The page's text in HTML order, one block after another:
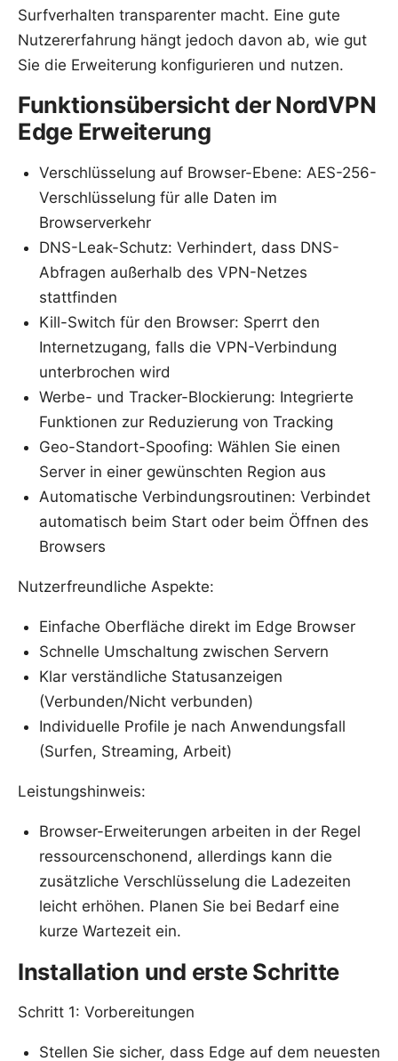
Surfverhalten transparenter macht. Eine gute
Nutzererfahrung hängt jedoch davon ab, wie gut
Sie die Erweiterung konfigurieren und nutzen.
Funktionsübersicht der NordVPN
Edge Erweiterung
Verschlüsselung auf Browser-Ebene: AES-256-
Verschlüsselung für alle Daten im
Browserverkehr
DNS-Leak-Schutz: Verhindert, dass DNS-
Abfragen außerhalb des VPN-Netzes
stattfinden
Kill-Switch für den Browser: Sperrt den
Internetzugang, falls die VPN-Verbindung
unterbrochen wird
Werbe- und Tracker-Blockierung: Integrierte
Funktionen zur Reduzierung von Tracking
Geo-Standort-Spoofing: Wählen Sie einen
Server in einer gewünschten Region aus
Automatische Verbindungsroutinen: Verbindet
automatisch beim Start oder beim Öffnen des
Browsers
Nutzerfreundliche Aspekte:
Einfache Oberfläche direkt im Edge Browser
Schnelle Umschaltung zwischen Servern
Klar verständliche Statusanzeigen
(Verbunden/Nicht verbunden)
Individuelle Profile je nach Anwendungsfall
(Surfen, Streaming, Arbeit)
Leistungshinweis:
Browser-Erweiterungen arbeiten in der Regel
ressourcenschonend, allerdings kann die
zusätzliche Verschlüsselung die Ladezeiten
leicht erhöhen. Planen Sie bei Bedarf eine
kurze Wartezeit ein.
Installation und erste Schritte
Schritt 1: Vorbereitungen
Stellen Sie sicher, dass Edge auf dem neuesten